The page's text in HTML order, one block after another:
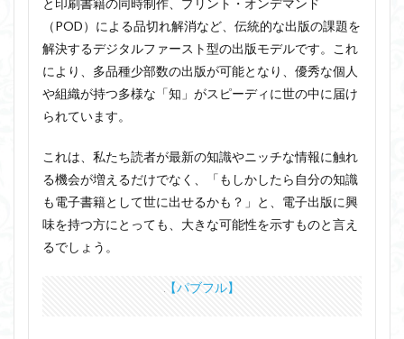
と印刷書籍の同時制作、プリント・オンデマンド
（POD）による品切れ解消など、伝統的な出版の課題を
解決するデジタルファースト型の出版モデルです。これ
により、多品種少部数の出版が可能となり、優秀な個人
や組織が持つ多様な「知」がスピーディに世の中に届け
られています。
これは、私たち読者が最新の知識やニッチな情報に触れ
る機会が増えるだけでなく、「もしかしたら自分の知識
も電子書籍として世に出せるかも？」と、電子出版に興
味を持つ方にとっても、大きな可能性を示すものと言え
るでしょう。
【パブフル】